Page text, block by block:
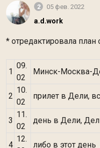
2 05 фев. 2022
a.d.work
* отредактировала план
1
09.
02
Минск-Москва-
2
10.
02
прилет в Дели,
3
11.
02
день в Дели,
4
12.
либо в этот